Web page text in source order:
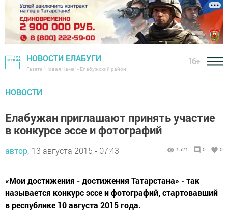
НОВОСТИ ЕЛАБУГИ
Газета "Новая Кама" - Елабужский район
16+
НОВОСТИ
Елабужан приглашают принять участие
в конкурсе эссе и фотографий
автор, 13 августа 2015 - 07:43 1521 0 0
«Мои достижения - достижения Татарстана» - так
называется конкурс эссе и фотографий, стартовавший
в республике 10 августа 2015 года.